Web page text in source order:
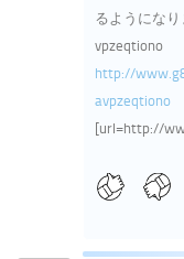
るようにな
vpzeqtiono
http://
avpzeqtiono
[url=http://